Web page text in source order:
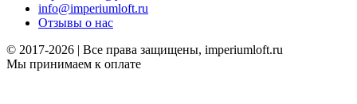
info@imperiumloft.ru
Отзывы о нас
© 2017-2026 | Все права защищены, imperiumloft.ru
Мы принимаем к оплате